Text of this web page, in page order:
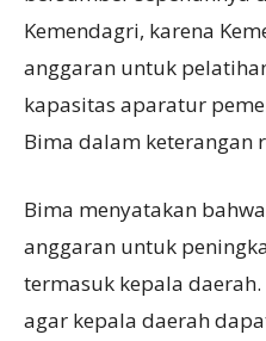
Kemendagri, karena
anggaran untuk
kapasitas aparatur
Bima dalam keterangan
Bima menyatakan
anggaran untuk
termasuk kepala
agar kepala daerah